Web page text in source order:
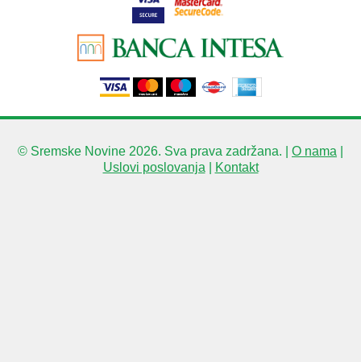
© Sremske Novine 2026. Sva prava zadržana. | O nama
Uslovi poslovanja| Kontakt